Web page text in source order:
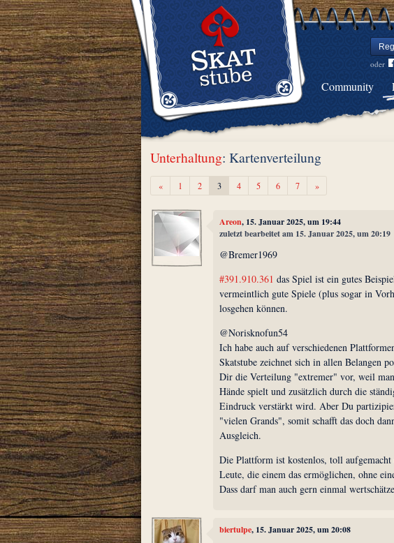
oder
Community
Unterhaltung: Kartenverteilung
«Zurück1 2 3 4 5 6 7 »Weiter
Areon, 15. Januar 2025, um 19:44
zuletzt bearbeitet am 15. Januar 2025, um 20:19
@Bremer1969
#391.910.361 das Spiel ist ein gutes
vermeintlich gute Spiele (plus sogar in
losgehen können.
@Norisknofun54
Ich habe auch auf verschiedenen
Skatstube zeichnet sich in allen Belangen
Dir die Verteilung "extremer" vor, weil
Hände spielt und zusätzlich durch die
Eindruck verstärkt wird. Aber Du
"vielen Grands", somit schafft das doch
Ausgleich.
Die Plattform ist kostenlos, toll
Leute, die einem das ermöglichen, ohne
Dass darf man auch gern einmal
biertulpe, 15. Januar 2025, um 20:08